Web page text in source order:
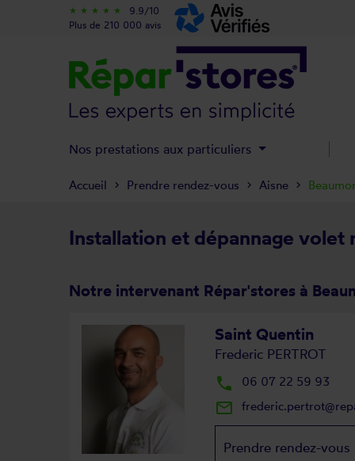
Installation et dépannage volet
Notre intervenant Répar'stores à
Saint Quentin
Frederic PERTROT
local_phone 06 07 22 59 93
mail_outline
Prendre rendez-vous
Accueil Prendre rendez-vous Aisne
star_rate star_rate star_rate star_rate star_rate
9.9/10
Plus de 210 000 avis
Nos prestations aux particuliers